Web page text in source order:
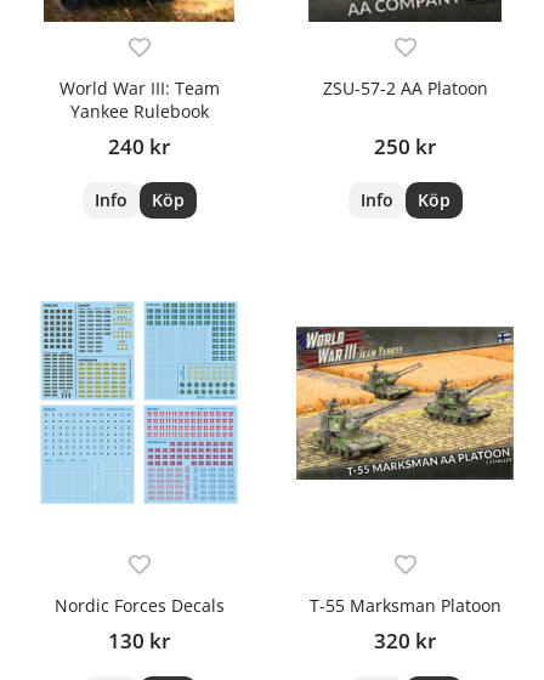
World War III: Team
Yankee Rulebook
240 kr
Info Köp
ZSU-57-2 AA Platoon
250 kr
Info Köp
Nordic Forces Decals
130 kr
T-55 Marksman Platoon
320 kr